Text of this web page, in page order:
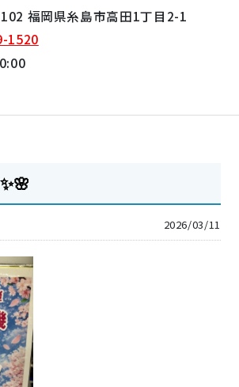
福岡県糸島市高田1丁目2-1
1520
2026/03/11